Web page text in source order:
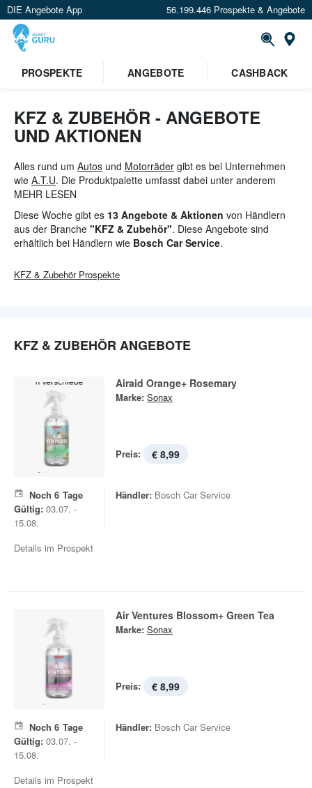
DIE Angebote App 56.199.446 Prospekte & Angebote
PROSPEKTE
ANGEBOTE CASHBACK
KFZ & ZUBEHÖR - ANGEBOTE
UND AKTIONEN
Alles rund um Autos und Motorräder gibt es bei Unternehmen
wie A.T.U. Die Produktpalette umfasst dabei unter anderem
Pflegemittel von
Kleinsten ist mit Produkten wie zum Beispiel von
Maxi Cosi
etwas dabei.
MEHR LESEN
Diese Woche gibt es 13 Angebote & Aktionen von Händlern
aus der Branche "KFZ & Zubehör". Diese Angebote sind
erhältlich bei Händlern wie Bosch Car Service.
KFZ & ZubehörProspekte
KFZ & ZUBEHÖR ANGEBOTE
Airaid Orange+ Rosemary
Marke: Sonax
Preis: € 8,99
Noch 6 Tage
Gültig: 03.07. -
15.08.
Händler: Bosch Car Service
Details im Prospekt
Air Ventures Blossom+ Green Tea
Marke: Sonax
Preis: € 8,99
Noch 6 Tage
Gültig: 03.07. -
15.08.
Händler: Bosch Car Service
Details im Prospekt